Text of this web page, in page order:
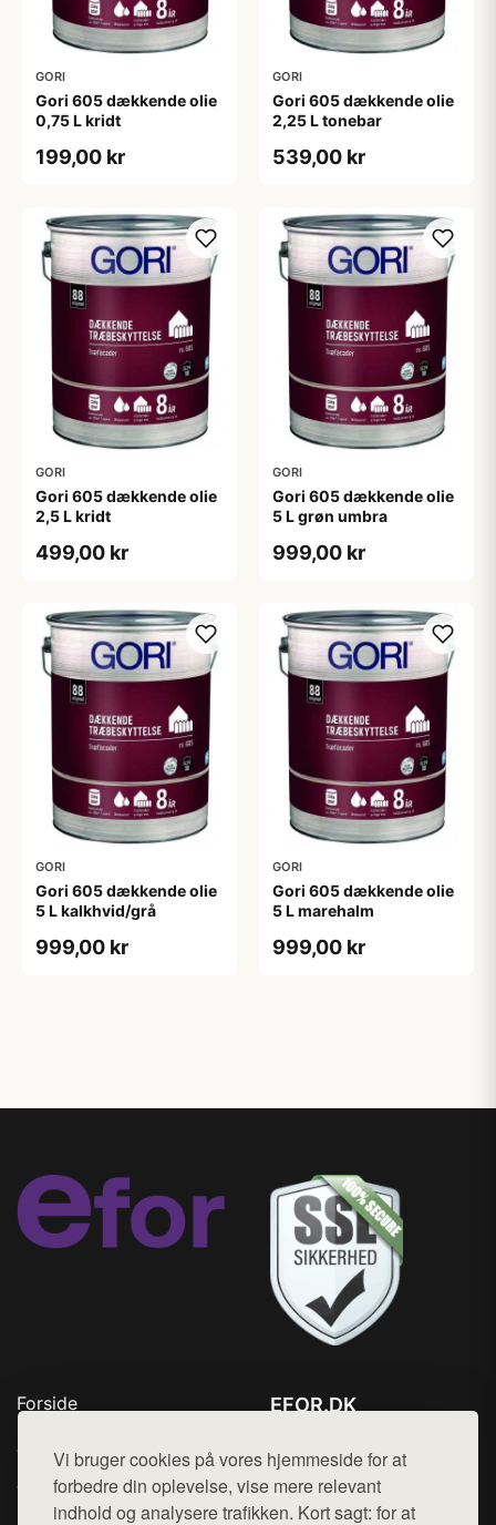
Vi bruger cookies på vores hjemmeside for at
forbedre din oplevelse, vise mere relevant
indhold og analysere trafikken. Kort sagt: for at
GORI
Gori 605 dækkende olie
0,75 L kridt
199,00 kr
GORI
Gori 605 dækkende olie
2,25 L tonebar
539,00 kr
GORI
Gori 605 dækkende olie
2,5 L kridt
499,00 kr
GORI
Gori 605 dækkende olie
5 L grøn umbra
999,00 kr
GORI
Gori 605 dækkende olie
5 L kalkhvid/grå
999,00 kr
GORI
Gori 605 dækkende olie
5 L marehalm
999,00 kr
Forside
Top Rabatter
Jotun maling
Kontakt
EFOR.DK
Mail: hej@want.dk